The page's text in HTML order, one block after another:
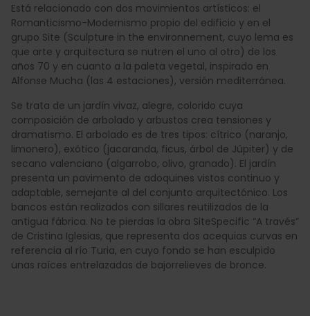
Está relacionado con dos movimientos artísticos: el
Romanticismo-Modernismo propio del edificio y en el
grupo Site (Sculpture in the environnement, cuyo lema es
que arte y arquitectura se nutren el uno al otro) de los
años 70 y en cuanto a la paleta vegetal, inspirado en
Alfonse Mucha (las 4 estaciones), versión mediterránea.
Se trata de un jardín vivaz, alegre, colorido cuya
composición de arbolado y arbustos crea tensiones y
dramatismo. El arbolado es de tres tipos: cítrico (naranjo,
limonero), exótico (jacaranda, ficus, árbol de Júpiter) y de
secano valenciano (algarrobo, olivo, granado). El jardín
presenta un pavimento de adoquines vistos continuo y
adaptable, semejante al del conjunto arquitectónico. Los
bancos están realizados con sillares reutilizados de la
antigua fábrica. No te pierdas la obra SiteSpecific “A través”
de Cristina Iglesias, que representa dos acequias curvas en
referencia al río Turia, en cuyo fondo se han esculpido
unas raíces entrelazadas de bajorrelieves de bronce.